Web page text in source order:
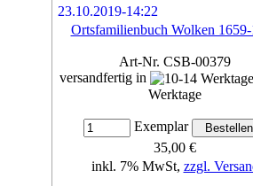
Ortsfamilienbuch Wolken
Art-Nr. CSB-00379
versandfertig in
Werktage
Exemplar
35,00 €
inkl. 7% MwSt, zzgl.